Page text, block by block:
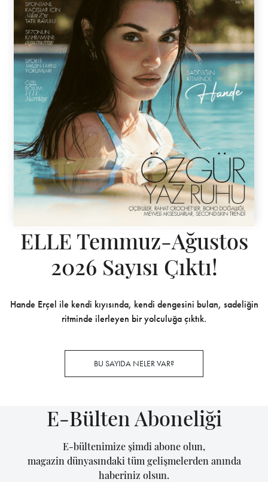
ELLE Temmuz-Ağustos
2026 Sayısı Çıktı!
Hande Erçel ile kendi kıyısında, kendi dengesini bulan, sadeliğin
ritminde ilerleyen bir yolculuğa çıktık.
BU SAYIDA NELER VAR?
E-Bülten Aboneliği
E-bültenimize şimdi abone olun,
magazin dünyasındaki tüm gelişmelerden anında
haberiniz olsun.